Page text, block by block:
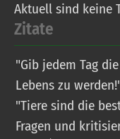
Aktuell sind keine
Zitate
"Gib jedem Tag
Lebens zu
"Tiere sind die
Fragen und